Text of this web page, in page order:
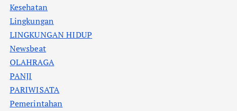
Kesehatan
Lingkungan
LINGKUNGAN HIDUP
Newsbeat
OLAHRAGA
PANJI
PARIWISATA
Pemerintahan